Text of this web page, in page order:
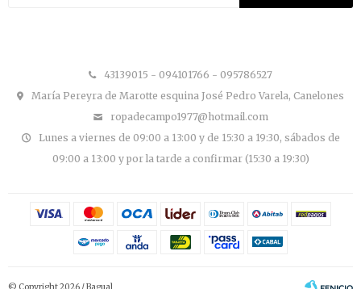
43139015 - 094101766 - 095786527
María Pereyra de Marotte esquina José Pedro Varela, Canelones
ropadecampo1977@hotmail.com
Lunes a viernes de 09:00 a 13:00 y de 15:30 a 19:30, sábados de
09:00 a 13:00 y por la tarde a confirmar (15:30 a 19:30)
© Copyright 2026 / Bagual